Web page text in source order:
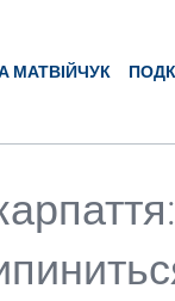
МАТВІЙЧУК